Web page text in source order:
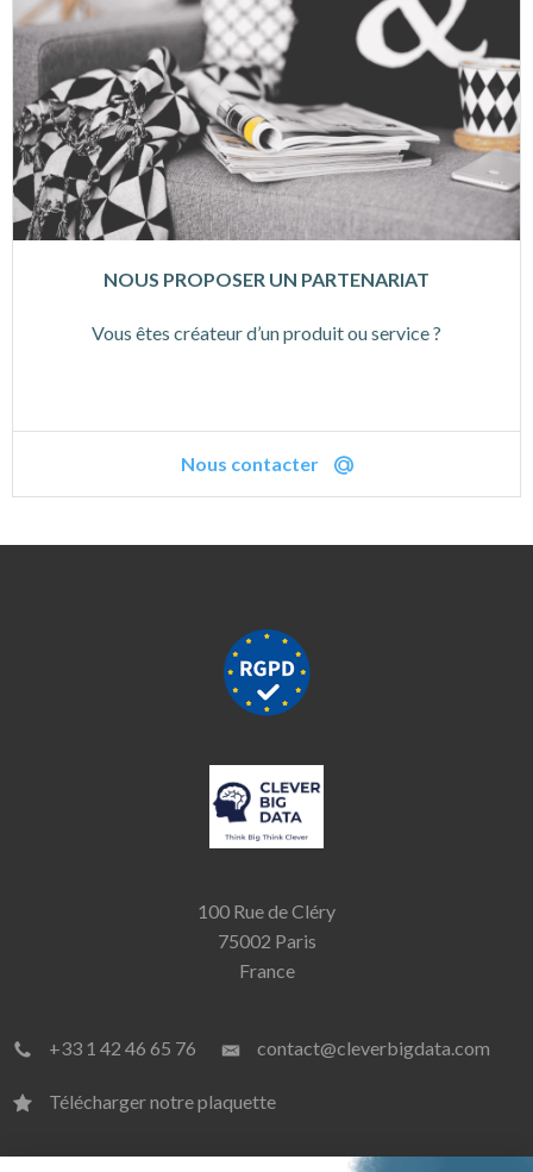
NOUS PROPOSER UN PARTENARIAT
Vous êtes créateur d’un produit ou service ?
Nous contacter
100 Rue de Cléry
75002 Paris
France
+33 1 42 46 65 76 contact@cleverbigdata.com
Télécharger notre plaquette